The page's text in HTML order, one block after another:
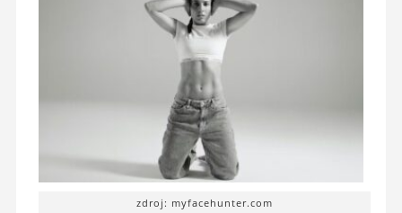
zdroj: myfacehunter.com